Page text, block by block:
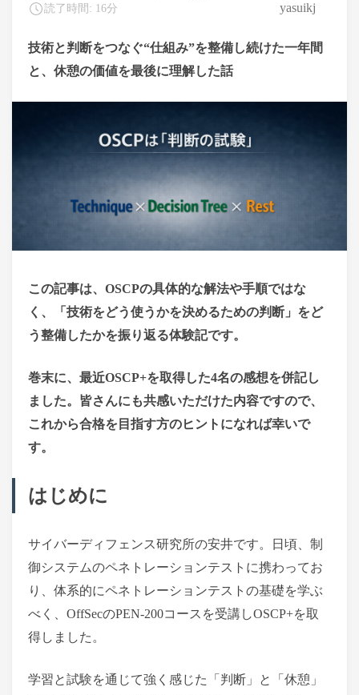
読了時間: 16分
yasuikj
技術と判断をつなぐ“仕組み”を整備し続けた一年間
と、休憩の価値を最後に理解した話
この記事は、OSCPの具体的な解法や手順ではな
く、「技術をどう使うかを決めるための判断」をど
う整備したかを振り返る体験記です。
巻末に、最近OSCP+を取得した4名の感想を併記し
ました。皆さんにも共感いただけた内容ですので、
これから合格を目指す方のヒントになれば幸いで
す。
はじめに
サイバーディフェンス研究所の安井です。日頃、制
御システムのペネトレーションテストに携わってお
り、体系的にペネトレーションテストの基礎を学ぶ
べく、OffSecのPEN-200コースを受講しOSCP+を取
得しました。
学習と試験を通じて強く感じた「判断」と「休憩」